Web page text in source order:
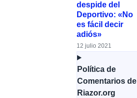
despide del
Deportivo: «No
es fácil decir
adiós»
12 julio 2021
Política de
Comentarios de
Riazor.org